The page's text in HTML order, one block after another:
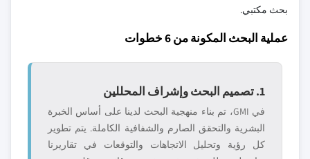
بحث مكتبي.
عملية البحث المكونة من 6 خطوات
1. تصميم البحث وإشراف المحللين
في GMI، تم بناء منهجية البحث لدينا على أساس الخبرة
البشرية والتحقق الصارم والشفافية الكاملة. يتم تطوير
كل رؤية وتحليل الاتجاهات والتوقعات في تقاريرنا